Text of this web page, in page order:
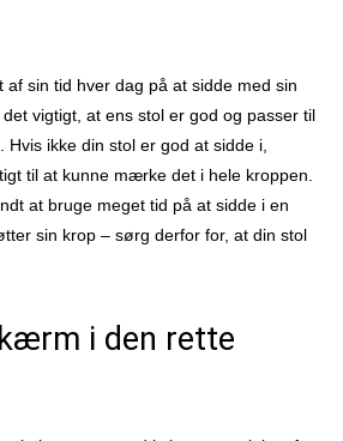
af sin tid hver dag på at sidde med sin
vigtigt, at ens stol er god og passer til
ikke din stol er god at sidde i,
til at kunne mærke det i hele kroppen.
at bruge meget tid på at sidde i en
sin krop – sørg derfor for, at din stol
i den rette